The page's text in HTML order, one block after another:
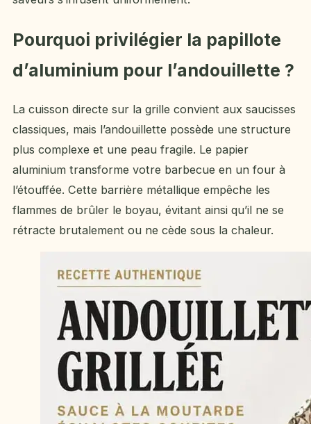
Pourquoi privilégier la papillote
d’aluminium pour l’andouillette ?
La cuisson directe sur la grille convient aux saucisses
classiques, mais l’andouillette possède une structure
plus complexe et une peau fragile. Le papier
aluminium transforme votre barbecue en un four à
l’étouffée. Cette barrière métallique empêche les
flammes de brûler le boyau, évitant ainsi qu’il ne se
rétracte brutalement ou ne cède sous la chaleur.